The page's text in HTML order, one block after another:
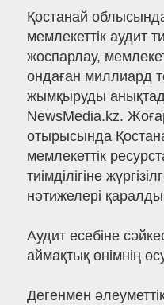
Қостанай
мемлекеттік аудит
жоспарлау,
ондаған миллиард
жымқыруды
NewsMedia.kz.
отырысында
мемлекеттік
тиімділігіне
нәтижелері
Аудит есебіне
аймақтық өнімнің
Дегенмен